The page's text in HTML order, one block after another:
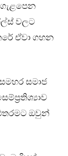
වලට
ඒවා ගහන
සමාජ
ඔවුන්